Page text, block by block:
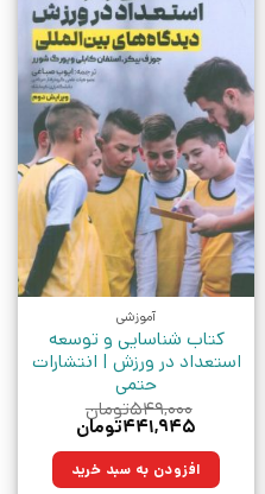
آموزشی
کتاب شناسایی و توسعه
استعداد در ورزش | انتشارات
حتمی
۵۴۹,۰۰۰تومان
قیمت
۵۴۹,۰۰۰تومان
بود.
۴۴۱,۹۴۵تومان
۴۴۱,۹۴۵تومان.افزودن به سبد خرید